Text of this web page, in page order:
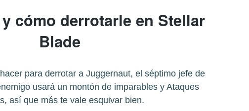
cómo derrotarle en Stellar
Blade
para derrotar a Juggernaut, el séptimo jefe de
usará un montón de imparables y Ataques
así que más te vale esquivar bien.